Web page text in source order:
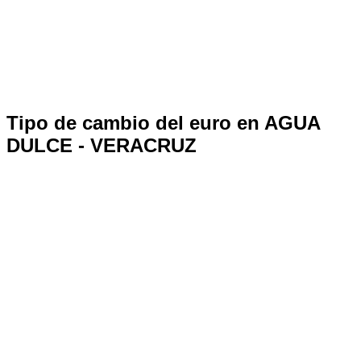
Tipo de cambio del euro en AGUA
DULCE - VERACRUZ